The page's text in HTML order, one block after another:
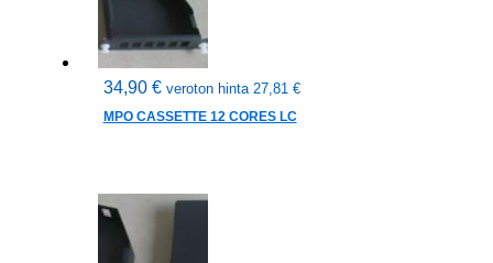
34,90 € veroton hinta 27,81 €
MPO CASSETTE 12 CORES LC